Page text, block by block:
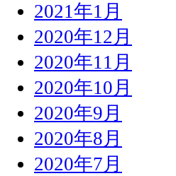
2021年1月
2020年12月
2020年11月
2020年10月
2020年9月
2020年8月
2020年7月